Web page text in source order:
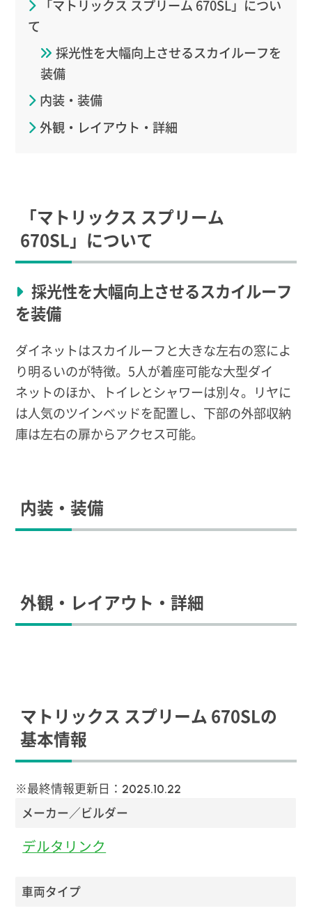
「マトリックス スプリーム 670SL」につい
て
採光性を大幅向上させるスカイルーフを
装備
内装・装備
外観・レイアウト・詳細
「マトリックス スプリーム
670SL」について
採光性を大幅向上させるスカイルーフ
を装備
ダイネットはスカイルーフと大きな左右の窓によ
り明るいのが特徴。5人が着座可能な大型ダイ
ネットのほか、トイレとシャワーは別々。リヤに
は人気のツインベッドを配置し、下部の外部収納
庫は左右の扉からアクセス可能。
内装・装備
外観・レイアウト・詳細
マトリックス スプリーム 670SLの
基本情報
※最終情報更新日： 2025.10.22
メーカー／ビルダー
デルタリンク
車両タイプ